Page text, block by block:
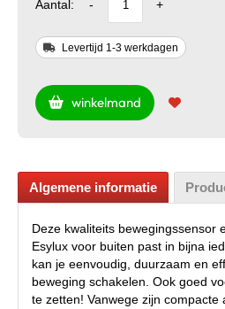
Aantal: - +
Levertijd 1-3 werkdagen
winkelmand
Algemene informatie
Deze kwaliteits bewegingssensor
Esylux voor buiten past in bijna
kan je eenvoudig, duurzaam en
beweging schakelen. Ook goed
te zetten! Vanwege zijn compacte